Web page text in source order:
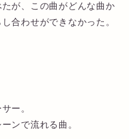
が、この曲がどんな曲か
合わせができなかった。
ー。
ンで流れる曲。